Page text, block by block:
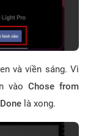
và viền sáng. Vì
vào Chose from
Done là xong.